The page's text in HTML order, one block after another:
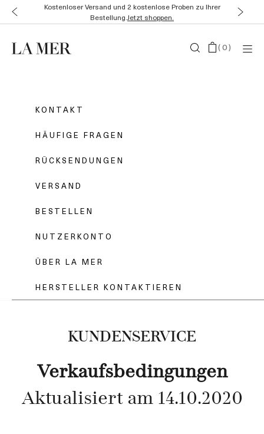
Kostenloser Versand und 2 kostenlose Proben zu Ihrer
Bestellung.Jetzt shoppen.
(0)
KONTAKT
HÄUFIGE FRAGEN
RÜCKSENDUNGEN
VERSAND
BESTELLEN
NUTZERKONTO
ÜBER LA MER
HERSTELLER KONTAKTIEREN
KUNDENSERVICE
Verkaufsbedingungen
Aktualisiert am 14.10.2020